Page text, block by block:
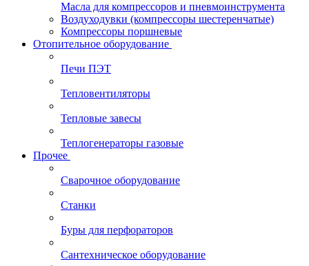
Масла для компрессоров и пневмоинструмента
Воздуходувки (компрессоры шестеренчатые)
Компрессоры поршневые
Отопительное оборудование
Печи ПЭТ
Тепловентиляторы
Тепловые завесы
Теплогенераторы газовые
Прочее
Сварочное оборудование
Станки
Буры для перфораторов
Сантехническое оборудование